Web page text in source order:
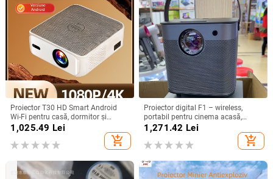
Proiector T30 HD Smart Android
Wi-Fi pentru casă, dormitor și
cinema de familie
1,025.49 Lei
add_shopping_cart
Proiector digital F1 – wireless,
portabil pentru cinema acasă,
rezoluție 720P, modul de proiecție:
toate, greutate 1,58 kg
1,271.42 Lei
add_shopping_cart